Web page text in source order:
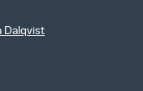
Dalqvist